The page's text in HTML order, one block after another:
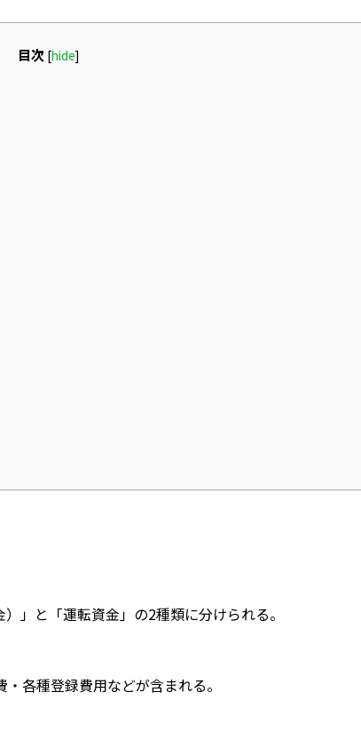
目次 [hide]
」と「運転資金」の2種類に分けられる。
各種登録費用などが含まれる。